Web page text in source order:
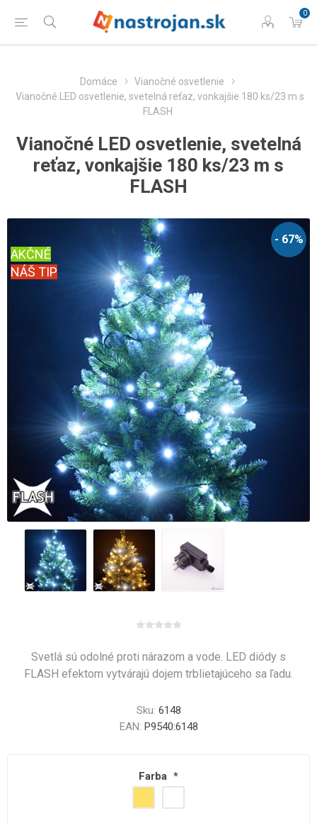
0
Domáce
Vianočné osvetlenie
Vianočné LED osvetlenie, svetelná reťaz, vonkajšie 180 ks/23 m s
FLASH
Vianočné LED osvetlenie, svetelná
reťaz, vonkajšie 180 ks/23 m s
FLASH
- 67%
NÁŠ TIP
AKČNÉ
Svetlá sú odolné proti nárazom a vode. LED diódy s
FLASH efektom vytvárajú dojem trblietajúceho sa ľadu.
Sku: 6148
EAN: P9540:6148
Farba *